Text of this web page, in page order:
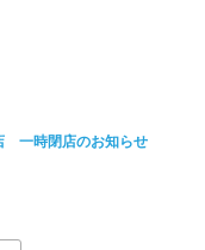
一時閉店のお知らせ